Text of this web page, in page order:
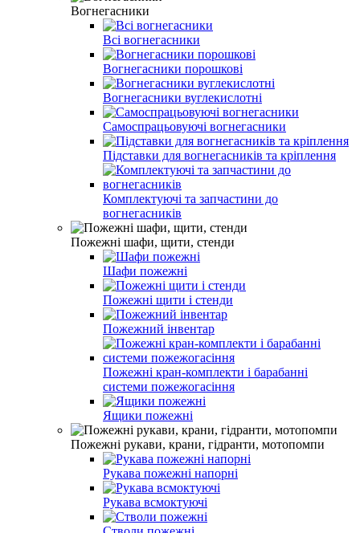
Вогнегасники
Всі вогнегасники
Вогнегасники порошкові
Вогнегасники вуглекислотні
Самоспрацьовуючі вогнегасники
Підставки для вогнегасників та кріплення
Комплектуючі та запчастини до
вогнегасників
Пожежні шафи, щити, стенди
Шафи пожежні
Пожежні щити і стенди
Пожежний інвентар
Пожежні кран-комплекти і барабанні
системи пожежогасіння
Ящики пожежні
Пожежні рукави, крани, гідранти, мотопомпи
Рукава пожежні напорні
Рукава всмоктуючі